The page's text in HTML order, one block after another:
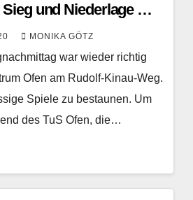
Sieg und Niederlage …
MONIKA GÖTZ
war wieder richtig
Ofen am Rudolf-Kinau-Weg.
Spiele zu bestaunen. Um
des TuS Ofen, die…